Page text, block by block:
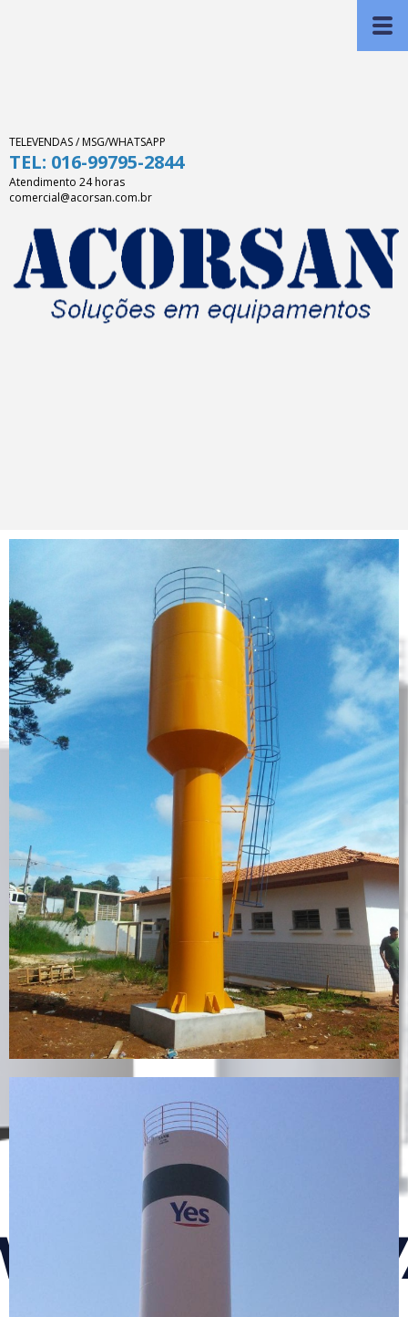
TELEVENDAS / MSG/WHATSAPP
TEL: 016-99795-2844
Atendimento 24 horas
comercial@acorsan.com.br